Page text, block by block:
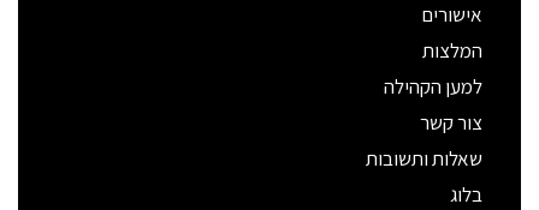
אישורים
המלצות
למען הקהילה
צור קשר
שאלות ותשובות
בלוג